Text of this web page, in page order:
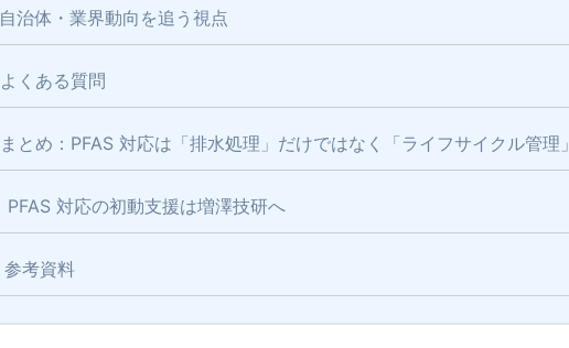
自治体・業界動向を追う視点
よくある質問
まとめ：PFAS 対応は「排水処理」だけではなく「ライフサイクル管理」
PFAS 対応の初動支援は増澤技研へ
参考資料